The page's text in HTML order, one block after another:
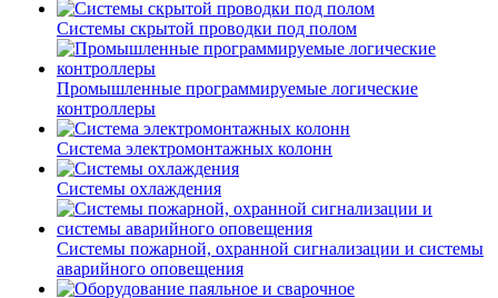
Системы скрытой проводки под полом
Промышленные программируемые логические
контроллеры
Система электромонтажных колонн
Системы охлаждения
Системы пожарной, охранной сигнализации и системы
аварийного оповещения